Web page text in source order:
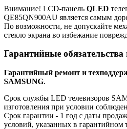
Внимание! LCD-панель QLED
QE85QN900AU является самым
По возможности, не допускайте
стекло экрана во избежание
Гарантийные обязательства
Гарантийный ремонт и
SAMSUNG.
Срок службы LED телевизоров
изготовления при условии
Срок гарантии - 1 год с даты
условий, указанных в гарантийном